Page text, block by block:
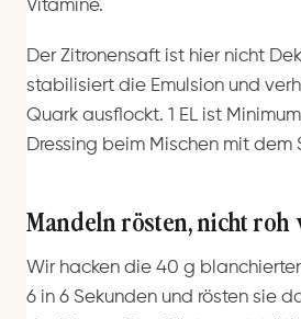
Vitamine.
Der Zitronensaft ist hier nicht
stabilisiert die Emulsion und
Quark ausflockt. 1 EL ist
Dressing beim Mischen mit dem
Mandeln rösten, nicht roh
Wir hacken die 40 g
6 in 6 Sekunden und rösten sie